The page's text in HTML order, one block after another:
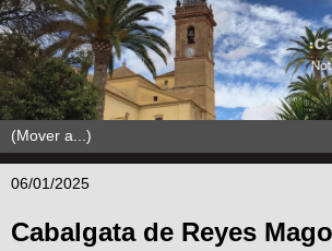
06/01/2025
Cabalgata de Reyes